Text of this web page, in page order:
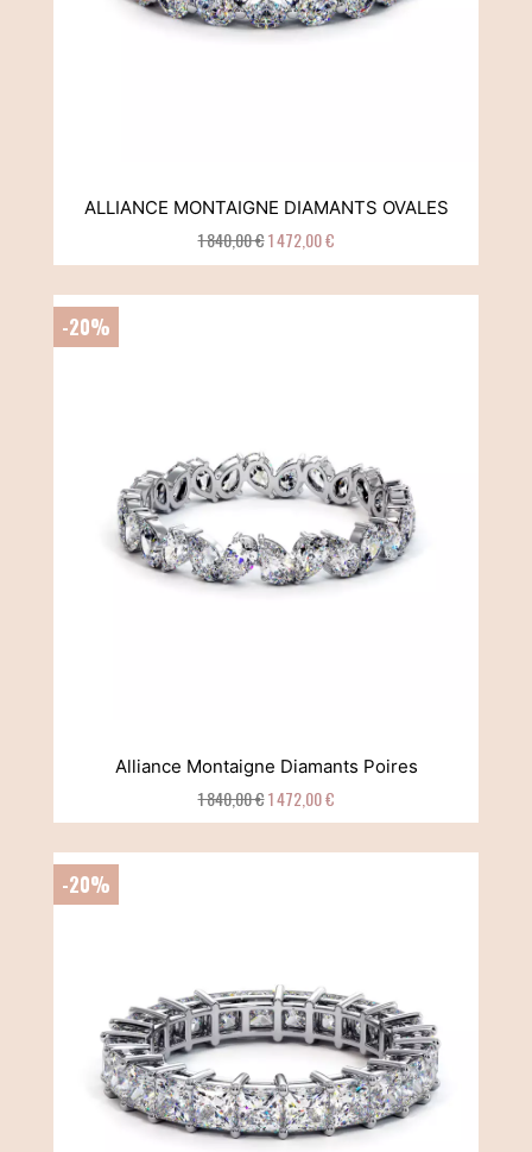
ALLIANCE MONTAIGNE DIAMANTS OVALES
1 840,00 €1 472,00 €
Alliance Montaigne Diamants Poires
1 840,00 €1 472,00 €
-20%
-20%